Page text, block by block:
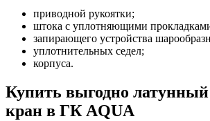
приводной рукоятки;
штока с уплотняющими
запирающего устройства
уплотнительных седел;
корпуса.
Купить выгодно
кран в ГК AQUA